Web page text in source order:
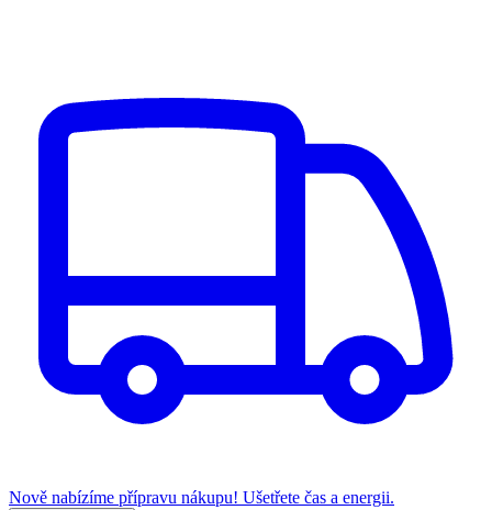
Nově nabízíme přípravu nákupu! Ušetřete čas a energii.